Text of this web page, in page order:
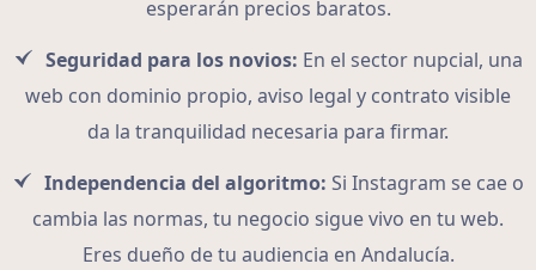
esperarán precios baratos.
Seguridad para los novios: En el sector nupcial, una
web con dominio propio, aviso legal y contrato visible
da la tranquilidad necesaria para firmar.
Independencia del algoritmo: Si Instagram se cae o
cambia las normas, tu negocio sigue vivo en tu web.
Eres dueño de tu audiencia en Andalucía.